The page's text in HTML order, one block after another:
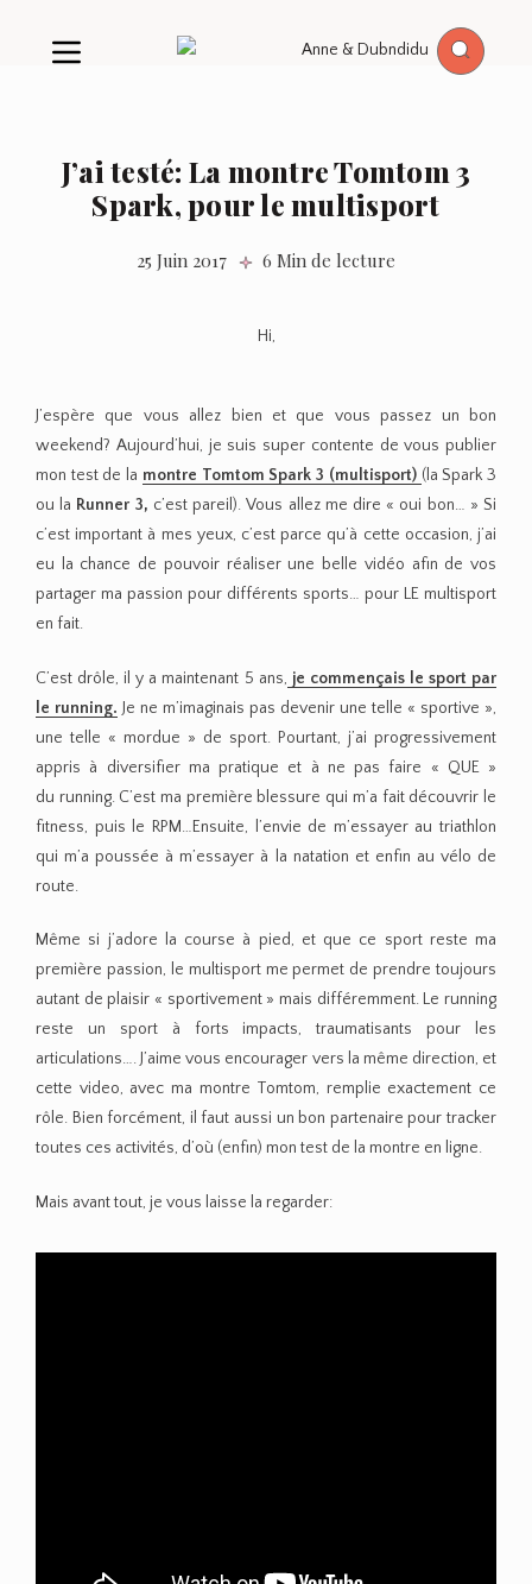
J’ai testé: La montre Tomtom 3
Spark, pour le multisport
25 Juin 2017 6 Min de lecture
Hi,
J’espère que vous allez bien et que vous passez un bon
weekend? Aujourd’hui, je suis super contente de vous publier
mon test de la montre Tomtom Spark 3 (multisport) (la Spark 3
ou la Runner 3, c’est pareil). Vous allez me dire « oui bon… » Si
c’est important à mes yeux, c’est parce qu’à cette occasion, j’ai
eu la chance de pouvoir réaliser une belle vidéo afin de vos
partager ma passion pour différents sports… pour LE multisport
en fait.
C’est drôle, il y a maintenant 5 ans, je commençais le sport par
le running. Je ne m’imaginais pas devenir une telle « sportive »,
une telle « mordue » de sport. Pourtant, j’ai progressivement
appris à diversifier ma pratique et à ne pas faire « QUE »
du running. C’est ma première blessure qui m’a fait découvrir le
fitness, puis le RPM…Ensuite, l’envie de m’essayer au triathlon
qui m’a poussée à m’essayer à la natation et enfin au vélo de
route.
Même si j’adore la course à pied, et que ce sport reste ma
première passion, le multisport me permet de prendre toujours
autant de plaisir « sportivement » mais différemment. Le running
reste un sport à forts impacts, traumatisants pour les
articulations…. J’aime vous encourager vers la même direction, et
cette video, avec ma montre Tomtom, remplie exactement ce
rôle. Bien forcément, il faut aussi un bon partenaire pour tracker
toutes ces activités, d’où (enfin) mon test de la montre en ligne.
Mais avant tout, je vous laisse la regarder: